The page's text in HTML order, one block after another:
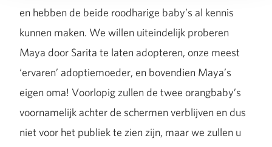
en hebben de beide roodharige baby’s al kennis
kunnen maken. We willen uiteindelijk proberen
Maya door Sarita te laten adopteren, onze meest
‘ervaren’ adoptiemoeder, en bovendien Maya’s
eigen oma! Voorlopig zullen de twee orangbaby’s
voornamelijk achter de schermen verblijven en dus
niet voor het publiek te zien zijn, maar we zullen u